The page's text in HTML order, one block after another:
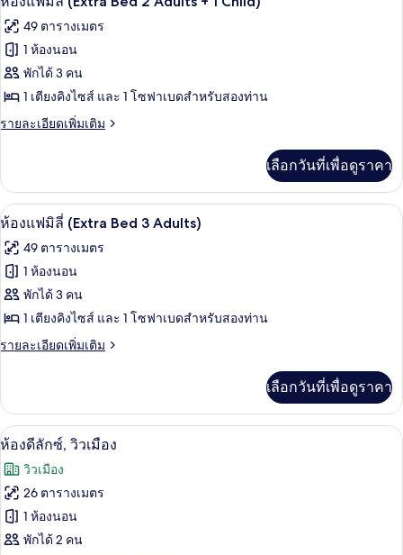
มิ
ลี่
ภาพถ่าย
ทั้งหมด
ของ
ห้อง
แฟ
ลี่
(Extra
Bed
2
Adults
+
1
Child)
49 ตารางเมตร
1 ห้องนอน
พักได้ 3 คน
1 เตียงคิงไซส์ และ 1 โซฟาเบดสำหรับสองท่าน
รายละเอียดเพิ่มเติม
ราย
เกี่ยว
กับ
ห้อง
มิ
ลี่
Bed
2
+
เลือกวันที่เพื่อดูราคา
เปิด
ภาพถ่าย
ทั้งหมด
ของ
ห้อง
แฟ
ลี่
(Extra
Bed
3
Adults)
มินิบาร์, ตู้นิรภัยในห้องพัก, โต๊ะทำงา
16
ห้องแฟมิลี่ (Extra Bed 3 Adults)
49 ตารางเมตร
1 ห้องนอน
พักได้ 3 คน
1 เตียงคิงไซส์ และ 1 โซฟาเบดสำหรับสองท่าน
รายละเอียดเพิ่มเติม
ราย
เกี่ยว
กับ
ห้อง
มิ
ลี่
(Extra
Bed
3
เลือกวันที่เพื่อดูราคา
เปิด
ภาพถ่าย
ทั้งหมด
ของ
ห้อง
ห้องดีลักซ์, วิวเมือง | มินิบาร์, ตู้นิรภัย
13
ห้องดีลักซ์, วิวเมือง
วิวเมือง
26 ตารางเมตร
1 ห้องนอน
พักได้ 2 คน